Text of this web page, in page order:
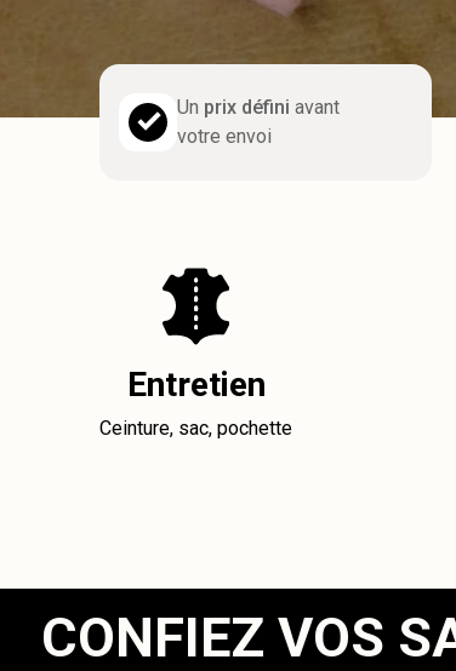
Un prix défini avant
votre envoi
Entretien
Ceinture, sac, pochette
CONFIEZ VOS